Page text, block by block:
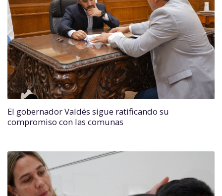
El gobernador Valdés sigue ratificando su
compromiso con las comunas